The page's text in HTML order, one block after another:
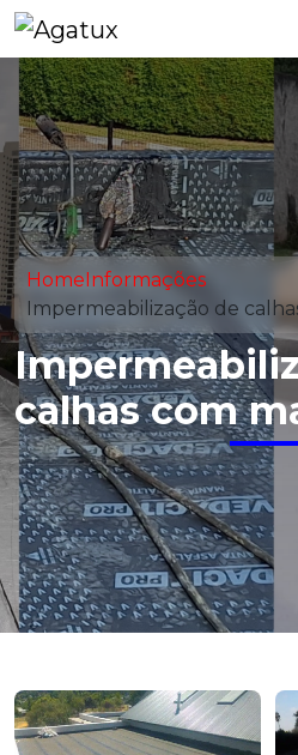
HomeInformações
Impermeabilização de
calhas com